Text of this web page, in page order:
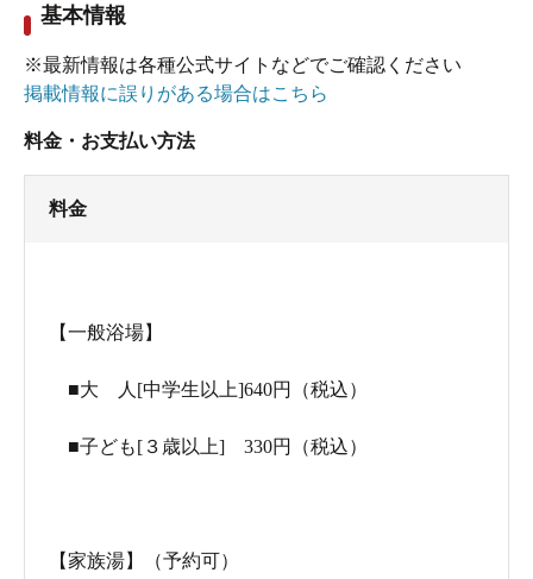
鹿児島市内のほとんどの銭湯は330円で温泉に入れ
ます。それを考えると600円は高いと思いますが、
違いは明確です！
欠点は交通の便が不便なところだけですね。
余談ですが、後楽園のラ○ーアのフォットネス＆ス
なり、スパ会員は辞めてしまいました。
基本情報
※最新情報は各種公式サイトなどでご確認ください
掲載情報に誤りがある場合はこちら
料金・お支払い方法
料金
【一般浴場】
■大 人[中学生以上]640円（税込）
■子ども[３歳以上] 330円（税込）
【家族湯】（予約可）